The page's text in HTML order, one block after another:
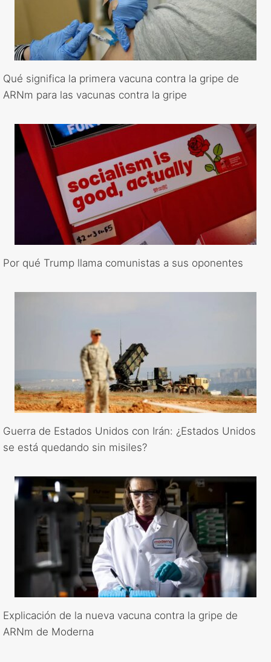
Qué significa la primera vacuna contra la gripe de
ARNm para las vacunas contra la gripe
Por qué Trump llama comunistas a sus oponentes
Guerra de Estados Unidos con Irán: ¿Estados Unidos
se está quedando sin misiles?
Explicación de la nueva vacuna contra la gripe de
ARNm de Moderna